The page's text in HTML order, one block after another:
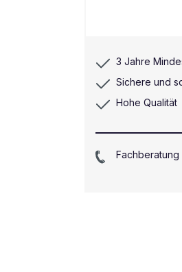
3 Jahre
Sichere und
Hohe Qualität
Fachberatung